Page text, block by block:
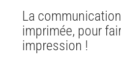
La
imprimée, pour
impression !